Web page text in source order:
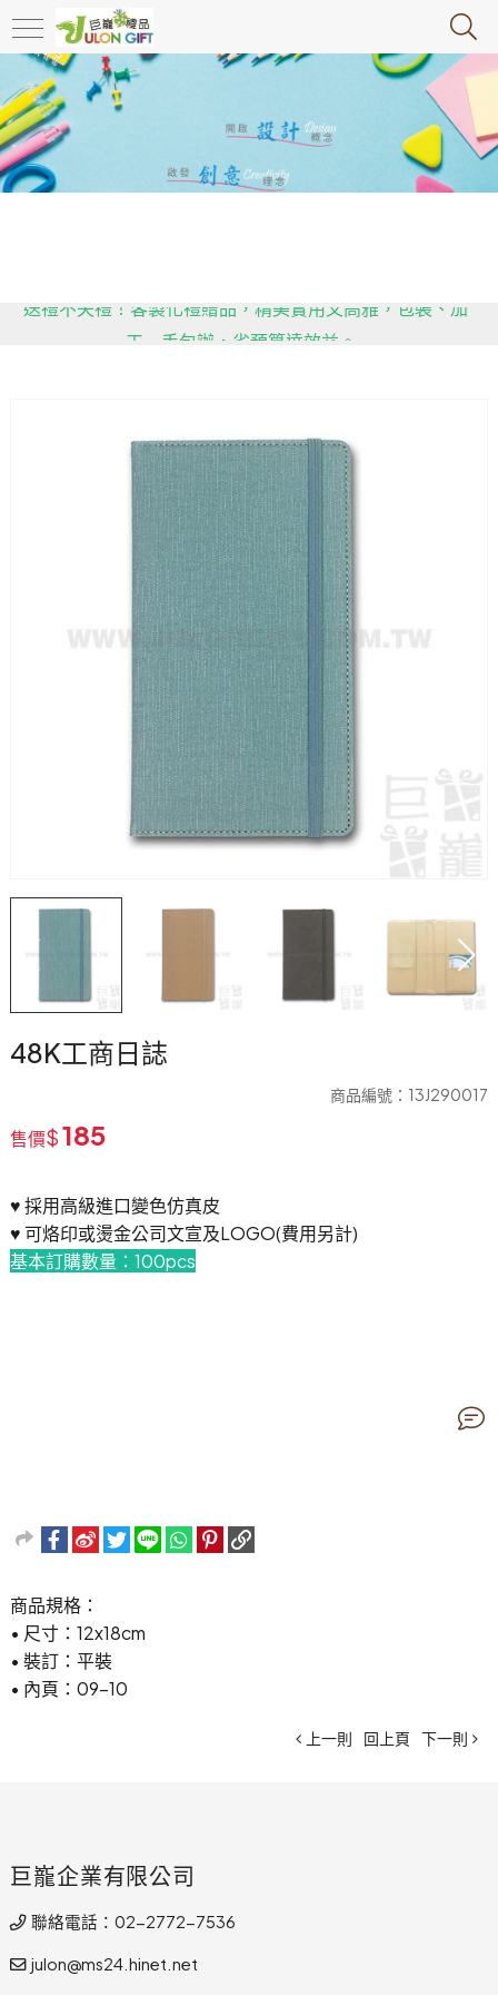
送禮不失禮！客製化禮贈品，精美實用又高雅，包裝、加
工一手包辦，省預算達效益。
用心傳遞祝福，貼心感動有一套！全省企業贈禮合作推
薦，多款精緻禮品等你挑！
48K工商日誌
商品編號：13J290017
售價$185
♥ 採用高級進口變色仿真皮
♥ 可烙印或燙金公司文宣及LOGO(費用另計)
基本訂購數量：100pcs
商品規格：
• 尺寸：12x18cm
• 裝訂：平裝
• 內頁：09-10
上一則 回上頁 下一則
巨巃企業有限公司
聯絡電話：02-2772-7536
julon@ms24.hinet.net